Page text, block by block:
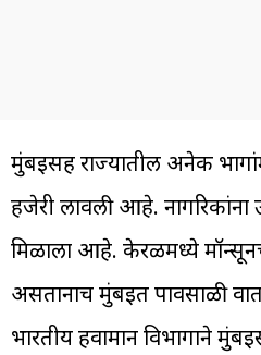
मुंबईसह राज्यातील अनेक
हजेरी लावली आहे. नागरिकांना
मिळाला आहे. केरळमध्ये
असतानाच मुंबईत पावसाळी
भारतीय हवामान विभागाने